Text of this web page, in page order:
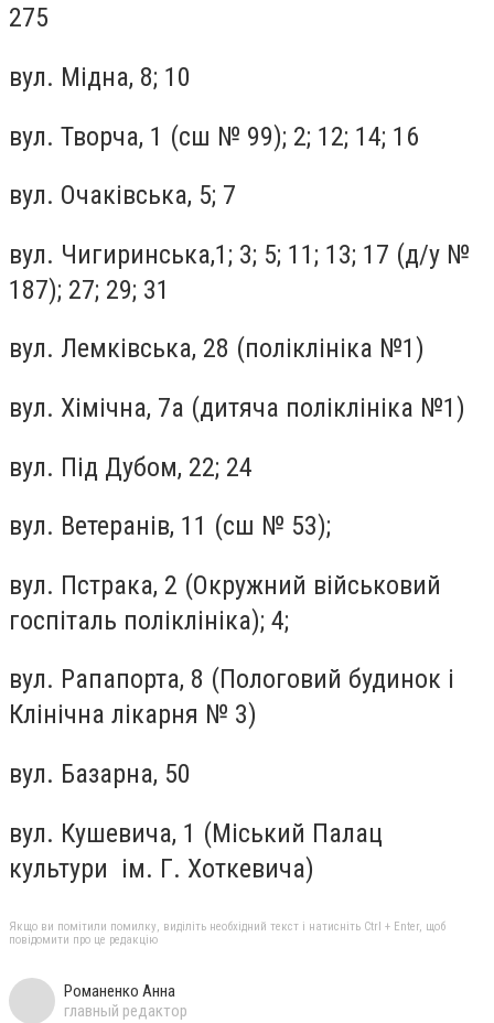
275
вул. Мідна, 8; 10
вул. Творча, 1 (сш № 99); 2; 12; 14; 16
вул. Очаківська, 5; 7
вул. Чигиринська,1; 3; 5; 11; 13; 17 (д/у №
187); 27; 29; 31
вул. Лемківська, 28 (поліклініка №1)
вул. Хімічна, 7а (дитяча поліклініка №1)
вул. Під Дубом, 22; 24
вул. Ветеранів, 11 (сш № 53);
вул. Пстрака, 2 (Окружний військовий
госпіталь поліклініка); 4;
вул. Рапапорта, 8 (Пологовий будинок і
Клінічна лікарня № 3)
вул. Базарна, 50
вул. Кушевича, 1 (Міський Палац
культури ім. Г. Хоткевича)
Якщо ви помітили помилку, виділіть необхідний текст і натисніть Ctrl + Enter, щоб
повідомити про це редакцію
Романенко Анна
главный редактор